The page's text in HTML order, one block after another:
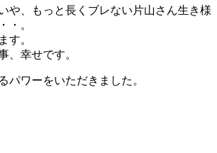
や、もっと長くブレない片山さん生き様
・。
す。
、幸せです。
パワーをいただきました。